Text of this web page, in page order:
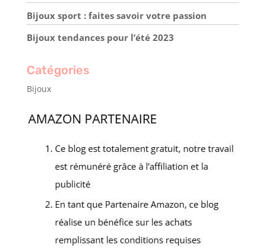
Bijoux sport : faites savoir votre passion
Bijoux tendances pour l’été 2023
Catégories
Bijoux